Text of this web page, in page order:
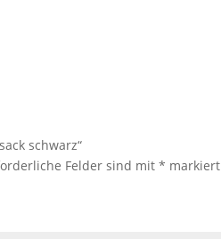
schwarz“
Felder sind mit* markiert